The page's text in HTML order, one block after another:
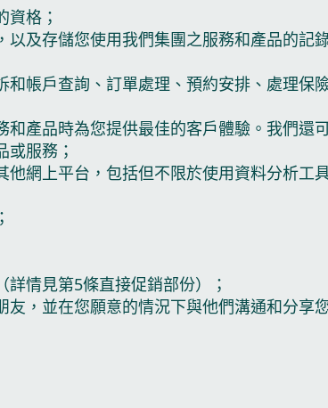
格；
及存儲您使用我們集團之服務和產品的記
帳戶查詢、訂單處理、預約安排、處理
產品時為您提供最佳的客戶體驗。我們還
服務；
網上平台，包括但不限於使用資料分析工
情見第5條直接促銷部份）；
，並在您願意的情況下與他們溝通和分享